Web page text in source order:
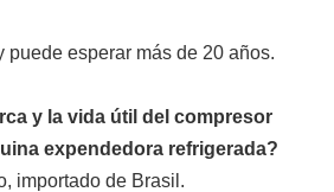
puede esperar más de 20 años.
y la vida útil del compresor
expendedora refrigerada?
importado de Brasil.